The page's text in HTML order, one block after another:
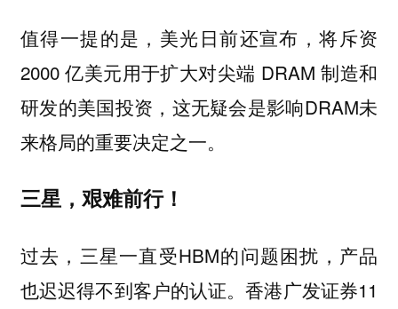
值得一提的是，美光日前还宣布，将斥资
2000 亿美元用于扩大对尖端 DRAM 制造和
研发的美国投资，这无疑会是影响DRAM未
来格局的重要决定之一。
三星，艰难前行！
过去，三星一直受HBM的问题困扰，产品
也迟迟得不到客户的认证。香港广发证券11